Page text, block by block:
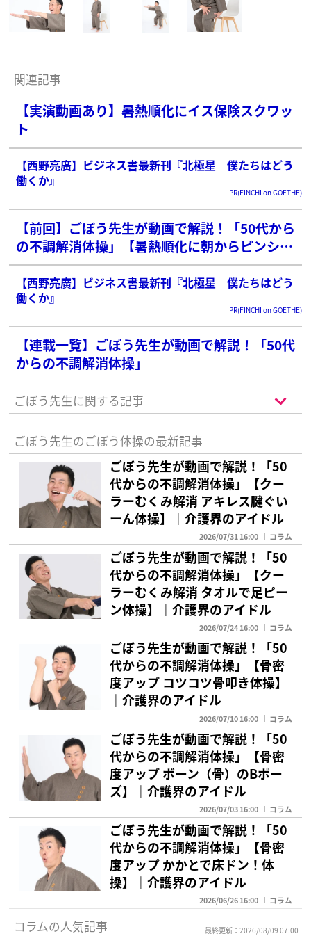
関連記事
【実演動画あり】暑熱順化にイス保険スクワッ
ト
【西野亮廣】ビジネス書最新刊『北極星 僕たちはどう
働くか』
PR(FINCHI on GOETHE)
【前回】ごぼう先生が動画で解説！「50代から
の不調解消体操」【暑熱順化に朝からピンシャ
キ！体操】｜介護界のアイドル
【西野亮廣】ビジネス書最新刊『北極星 僕たちはどう
働くか』
PR(FINCHI on GOETHE)
【連載一覧】ごぼう先生が動画で解説！「50代
からの不調解消体操」
ごぼう先生に関する記事
ごぼう先生のごぼう体操の最新記事
ごぼう先生が動画で解説！「50
代からの不調解消体操」【クー
ラーむくみ解消 アキレス腱ぐい
ーん体操】｜介護界のアイドル
2026/07/31 16:00 コラム
ごぼう先生が動画で解説！「50
代からの不調解消体操」【クー
ラーむくみ解消 タオルで足ピー
ン体操】｜介護界のアイドル
2026/07/24 16:00 コラム
ごぼう先生が動画で解説！「50
代からの不調解消体操」【骨密
度アップ コツコツ骨叩き体操】
｜介護界のアイドル
2026/07/10 16:00 コラム
ごぼう先生が動画で解説！「50
代からの不調解消体操」【骨密
度アップ ボーン（骨）のBポー
ズ】｜介護界のアイドル
2026/07/03 16:00 コラム
ごぼう先生が動画で解説！「50
代からの不調解消体操」【骨密
度アップ かかとで床ドン！体
操】｜介護界のアイドル
2026/06/26 16:00 コラム
コラムの人気記事 最終更新：2026/08/09 07:00